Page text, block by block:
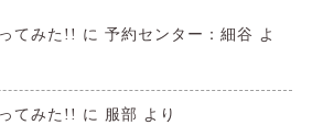
てみた!! に 予約センター：細谷 よ
てみた!! に 服部 より